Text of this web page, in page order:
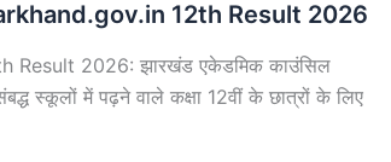
12th Result 2026
Result 2026: झारखंड एकेडमिक काउंसिल
स्कूलों में पढ़ने वाले कक्षा 12वीं के छात्रों के लिए